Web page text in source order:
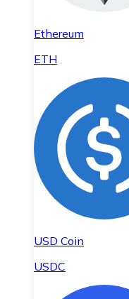
Ethereum
ETH
USD Coin
USDC